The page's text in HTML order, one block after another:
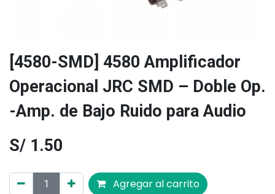
[4580-SMD] 4580 Amplificador
Operacional JRC SMD – Doble Op.
-Amp. de Bajo Ruido para Audio
S/ 1.50
Agregar al carrito